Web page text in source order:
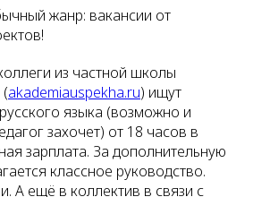
жанр: вакансии от
из частной школы
akademiauspekha.ru) ищут
языка (возможно и
захочет) от 18 часов в
зарплата. За дополнительную
классное руководство.
А ещё в коллектив в связи с